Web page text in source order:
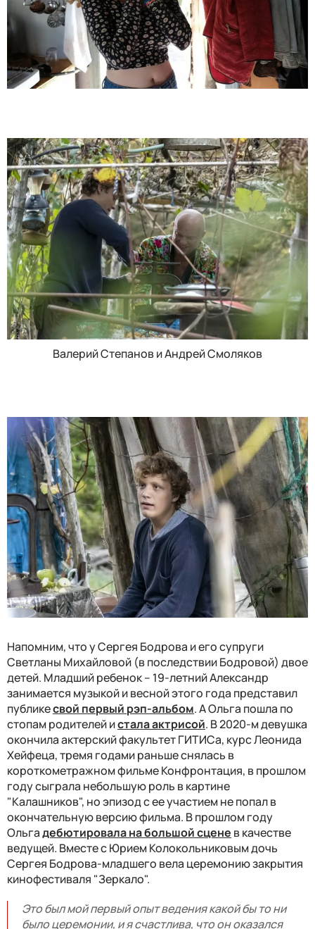
Валерий Степанов и Андрей Смоляков
Напомним, что у Сергея Бодрова и его супруги
Светланы Михайловой (в последствии Бодровой) двое
детей. Младший ребенок – 19-летний Александр
занимается музыкой и весной этого года представил
публикесвой первый рэп-альбом. А Ольга пошла по
стопам родителей истала актрисой. В 2020-м девушка
окончила актерский факультет ГИТИСа, курс Леонида
Хейфеца, тремя годами раньше снялась в
короткометражном фильме Конфронтация, в прошлом
году сыграла небольшую роль в картине
"Калашников", но эпизод с ее участием не попал в
окончательную версию фильма. В прошлом году
Ольгадебютировала на большой сцене в качестве
ведущей. Вместе с Юрием Колокольниковым дочь
Сергея Бодрова-младшего вела церемонию закрытия
кинофестиваля "Зеркало".
Это был мой первый опыт ведения какой бы то ни
было церемонии, и я счастлива, что он оказался